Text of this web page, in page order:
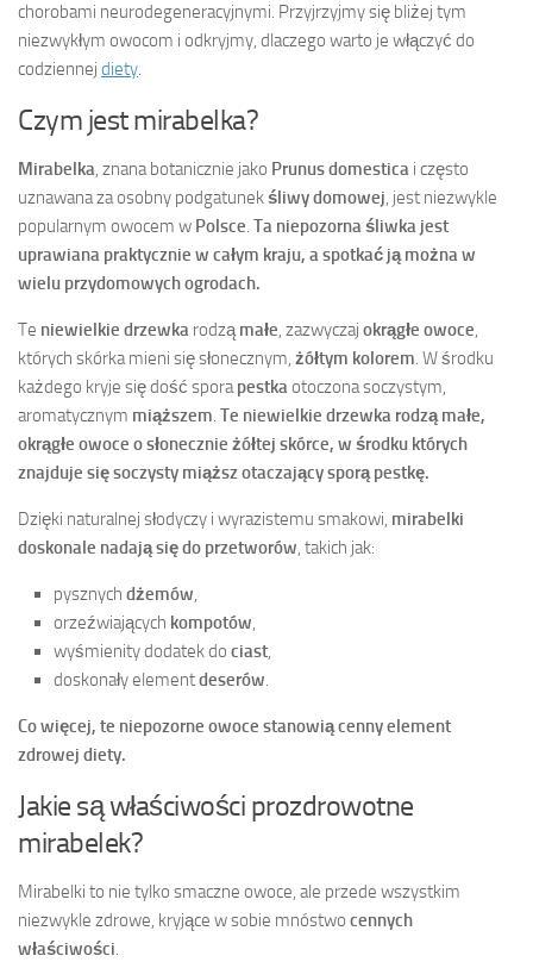
chorobami neurodegeneracyjnymi. Przyjrzyjmy się bliżej tym
niezwykłym owocom i odkryjmy, dlaczego warto je włączyć do
codziennej diety.
Czym jest mirabelka?
Mirabelka, znana botanicznie jako Prunus domestica i często
uznawana za osobny podgatunekśliwy domowej, jest niezwykle
popularnym owocem w Polsce. Ta niepozorna śliwka jest
uprawiana praktycznie w całym kraju, a spotkać ją można w
wielu przydomowych ogrodach.
Te niewielkie drzewka rodząmałe, zazwyczaj okrągłe owoce,
których skórka mieni się słonecznym, żółtym kolorem. W środku
każdego kryje się dość sporapestkaotoczona soczystym,
aromatycznym miąższem. Te niewielkie drzewka rodzą małe,
okrągłe owoce o słonecznie żółtej skórce, w środku których
znajduje się soczysty miąższ otaczający sporą pestkę.
Dzięki naturalnej słodyczy i wyrazistemu smakowi, mirabelki
doskonale nadają się do przetworów, takich jak:
pysznych dżemów,
orzeźwiających kompotów,
wyśmienity dodatek do ciast,
doskonały elementdeserów.
Co więcej, te niepozorne owoce stanowią cenny element
zdrowej diety.
Jakie są właściwości prozdrowotne
mirabelek?
Mirabelki to nie tylko smaczne owoce, ale przede wszystkim
niezwykle zdrowe, kryjące w sobie mnóstwo cennych
właściwości.